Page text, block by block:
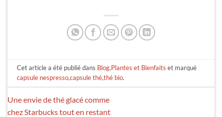
Cet article a été publié dans Blog,Plantes et Bienfaits et marqué
capsule nespresso,capsule thé,thé bio.
Une envie de thé glacé comme
chez Starbucks tout en restant